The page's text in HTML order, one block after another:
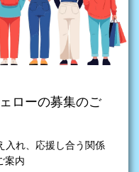
ローの募集のご
入れ、応援し合う関係
案内